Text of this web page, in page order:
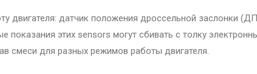
двигателя: датчик положения дроссельной заслонки
этих sensors могут сбивать с толку
смеси для разных режимов работы двигателя.